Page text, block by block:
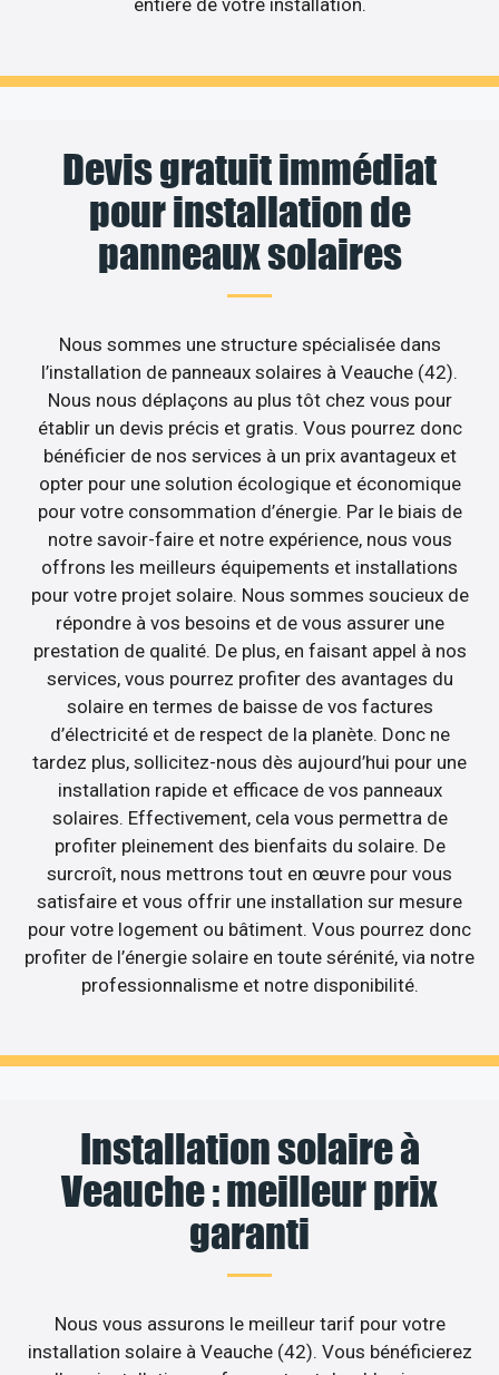
entière de votre installation.
Devis gratuit immédiat
pour installation de
panneaux solaires
Nous sommes une structure spécialisée dans
l’installation de panneaux solaires à Veauche (42).
Nous nous déplaçons au plus tôt chez vous pour
établir un devis précis et gratis. Vous pourrez donc
bénéficier de nos services à un prix avantageux et
opter pour une solution écologique et économique
pour votre consommation d’énergie. Par le biais de
notre savoir-faire et notre expérience, nous vous
offrons les meilleurs équipements et installations
pour votre projet solaire. Nous sommes soucieux de
répondre à vos besoins et de vous assurer une
prestation de qualité. De plus, en faisant appel à nos
services, vous pourrez profiter des avantages du
solaire en termes de baisse de vos factures
d’électricité et de respect de la planète. Donc ne
tardez plus, sollicitez-nous dès aujourd’hui pour une
installation rapide et efficace de vos panneaux
solaires. Effectivement, cela vous permettra de
profiter pleinement des bienfaits du solaire. De
surcroît, nous mettrons tout en œuvre pour vous
satisfaire et vous offrir une installation sur mesure
pour votre logement ou bâtiment. Vous pourrez donc
profiter de l’énergie solaire en toute sérénité, via notre
professionnalisme et notre disponibilité.
Installation solaire à
Veauche : meilleur prix
garanti
Nous vous assurons le meilleur tarif pour votre
installation solaire à Veauche (42). Vous bénéficierez